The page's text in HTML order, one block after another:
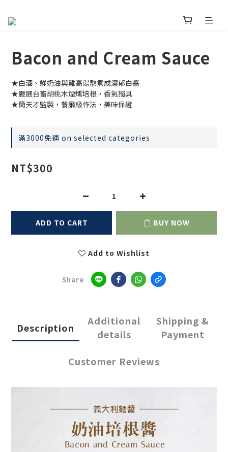
Bacon and Cream Sauce
★白酒、鮮奶油與雞高湯熬煮成濃郁白醬
★嚴選台畜胡桃木煙燻培根，香氣獨具
★簡天才監製，餐廳級作法，美味保證
滿3000免運 on selected categories
NT$300
ADD TO CART BUY NOW
Add to Wishlist
Share
Description
Additional
details
Shipping &
Payment
Customer Reviews